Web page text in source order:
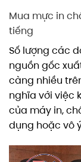
Mua mực in
tiếng
Số lượng các
nguồn gốc
càng nhiều
nghĩa với việc
của máy in,
dụng hoặc vô